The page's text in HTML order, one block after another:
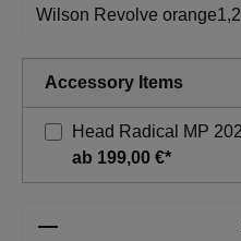
Accessory Items
Head Radical MP
ab 199,00 €*
Produkt Anzahl: